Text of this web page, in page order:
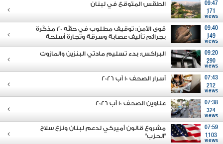
09:47
171
views
الطقس المتوقع في لبنان
09:40
149
views
قوى الأمن: توقيف مطلوب في حقّه 20 مذكّرة
بجرائم تأليف عصابة وسرقة وتجارة أسلحة
09:20
290
views
البراكس: بدء تسليم مادتي البنزين والمازوت
07:43
212
views
أسرار الصحف 10 آب 2026
07:38
324
views
عناوين الصحف 10 آب 2026
07:59
1103
views
مشروع قانون أميركي لدعم لبنان ونزع سلاح
"الحزب"